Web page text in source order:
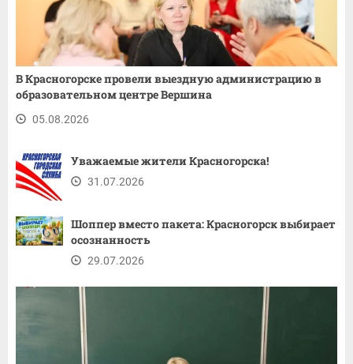
В Красногорске провели выездную администрацию в
образовательном центре Вершина
05.08.2026
Уважаемые жители Красногорска!
31.07.2026
Шоппер вместо пакета: Красногорск выбирает
осознанность
29.07.2026